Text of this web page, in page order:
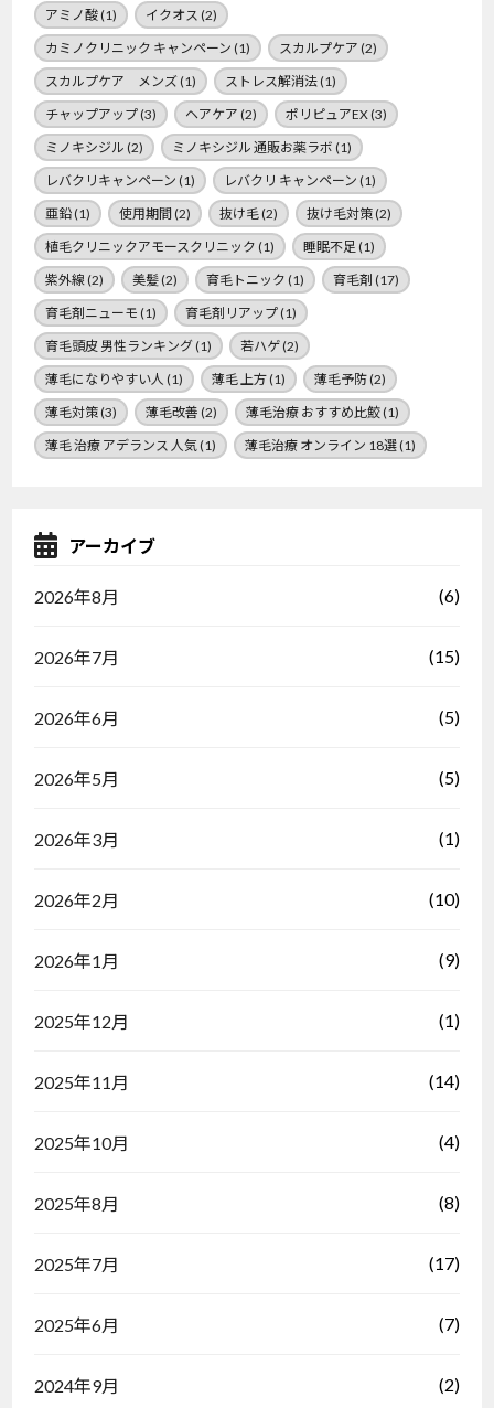
アミノ酸(1) イクオス (2)
カミノクリニック キャンペーン (1) スカルプケア (2)
スカルプケア メンズ(1) ストレス解消法(1)
チャップアップ(3) ヘアケア (2) ポリピュアEX(3)
ミノキシジル (2) ミノキシジル 通販お薬ラボ (1)
レバクリキャンペーン (1) レバクリ キャンペーン (1)
亜鉛(1) 使用期間 (2) 抜け毛(2) 抜け毛対策(2)
植毛クリニックアモースクリニック (1) 睡眠不足 (1)
紫外線 (2) 美髪(2) 育毛トニック (1) 育毛剤 (17)
育毛剤ニューモ (1) 育毛剤リアップ(1)
育毛頭皮 男性ランキング(1) 若ハゲ(2)
薄毛になりやすい人 (1) 薄毛 上方(1) 薄毛予防(2)
薄毛対策(3) 薄毛改善 (2) 薄毛治療 おすすめ比鮫(1)
薄毛 治療 アデランス 人気 (1) 薄毛治療 オンライン 18選(1)
アーカイブ
2026年8月 (6)
2026年7月 (15)
2026年6月 (5)
2026年5月 (5)
2026年3月 (1)
2026年2月 (10)
2026年1月 (9)
2025年12月 (1)
2025年11月 (14)
2025年10月 (4)
2025年8月 (8)
2025年7月 (17)
2025年6月 (7)
2024年9月 (2)